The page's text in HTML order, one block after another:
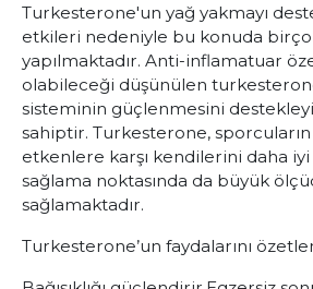
Turkesterone'un yağ yakmayı
etkileri nedeniyle bu konuda
yapılmaktadır. Anti-inflamatuar
olabileceği düşünülen
sisteminin güçlenmesini
sahiptir. Turkesterone, sporcuların
etkenlere karşı kendilerini daha iyi
sağlama noktasında da büyük
sağlamaktadır.
Turkesterone’un faydalarını